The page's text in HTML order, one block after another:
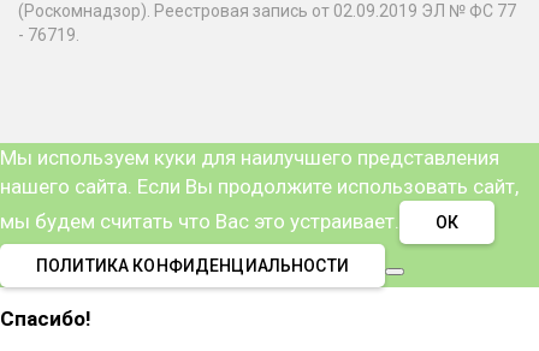
(Роскомнадзор). Реестровая запись от 02.09.2019 ЭЛ № ФС 77
- 76719.
Мы используем куки для наилучшего представления
нашего сайта. Если Вы продолжите использовать сайт,
мы будем считать что Вас это устраивает.
ОК
ПОЛИТИКА КОНФИДЕНЦИАЛЬНОСТИ
Спасибо!